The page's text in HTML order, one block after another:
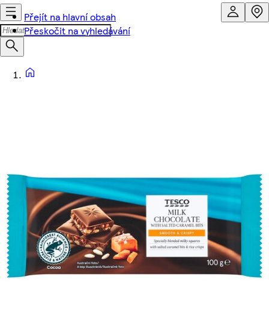
Přejít na hlavní obsah
Přeskočit na vyhledávání